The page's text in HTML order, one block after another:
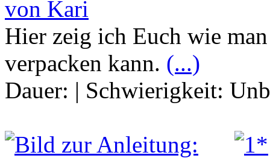
von Kari
Hier zeig ich Euch wie
verpacken kann. (...)
Dauer: | Schwierigkeit: